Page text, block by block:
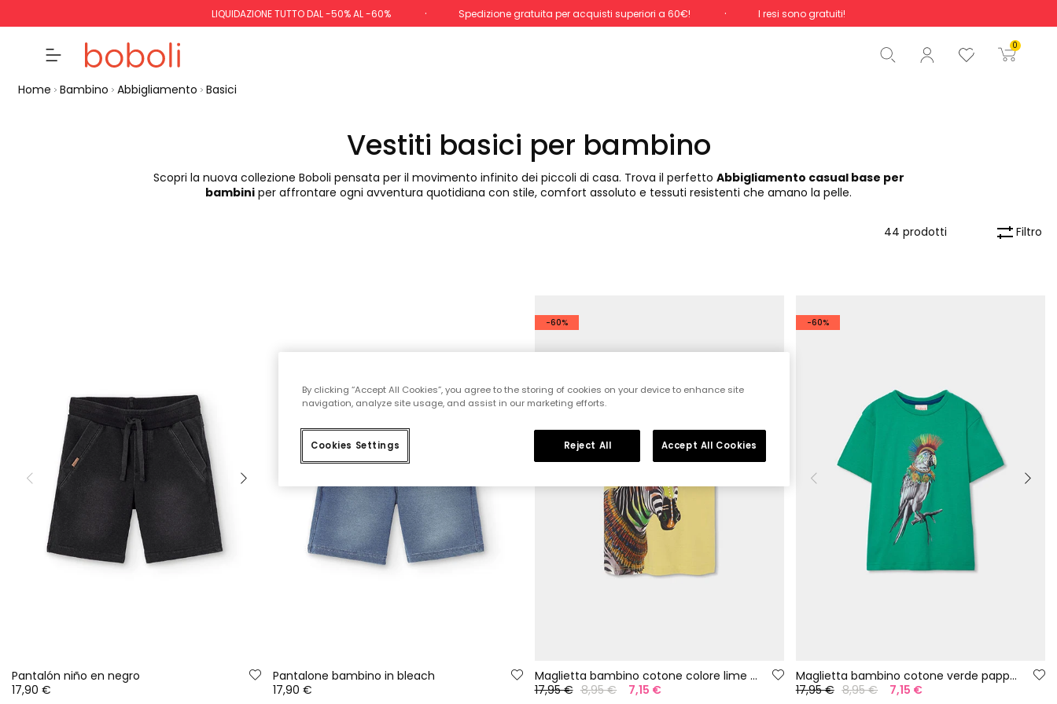
LIQUIDAZIONE TUTTO DAL -50% AL -60% Spedizione gratuita per acquisti superiori a 60€! I resi sono gratuiti!
0
Totale 0,00 €
Inizio ordine
Home Bambino Abbigliamento Basici
Vestiti basici per bambino
Scopri la nuova collezione Boboli pensata per il movimento infinito dei piccoli di casa. Trova il perfetto Abbigliamento casual base per
bambini per affrontare ogni avventura quotidiana con stile, comfort assoluto e tessuti resistenti che amano la pelle.
Filtro
44 prodotti
Pantalón niño en negro
17,90 €
Pantalone bambino in bleach
17,90 €
-60%
Maglietta bambino cotone colore lime zebra
17,95 € 8,95 € 7,15 €
-60%
Maglietta bambino cotone verde pappagallo
17,95 € 8,95 € 7,15 €
By clicking “Accept All Cookies”, you agree to the storing of cookies on your device to enhance site
navigation, analyze site usage, and assist in our marketing efforts.
Cookies Settings Reject All Accept All Cookies